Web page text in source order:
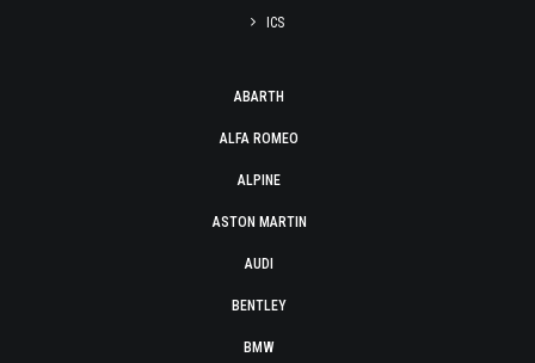
ICS
ABARTH
ALFA ROMEO
ALPINE
ASTON MARTIN
AUDI
BENTLEY
BMW